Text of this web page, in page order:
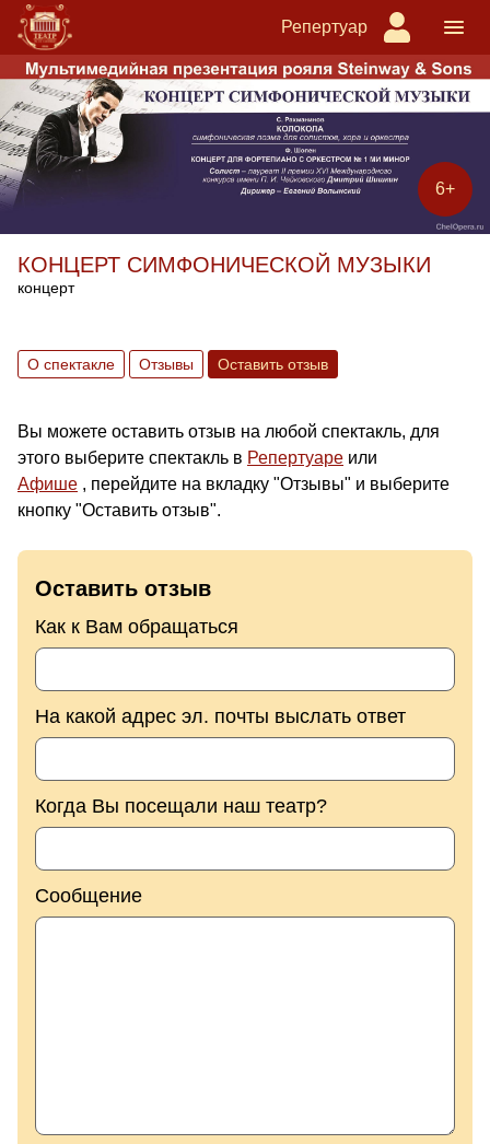
Репертуар
6+
КОНЦЕРТ СИМФОНИЧЕСКОЙ МУЗЫКИ
концерт
О спектакле Отзывы Оставить отзыв
Вы можете оставить отзыв на любой спектакль, для
этого выберите спектакль в Репертуаре или
Афише , перейдите на вкладку "Отзывы" и выберите
кнопку "Оставить отзыв".
Оставить отзыв
Как к Вам обращаться
На какой адрес эл. почты выслать ответ
Когда Вы посещали наш театр?
Сообщение